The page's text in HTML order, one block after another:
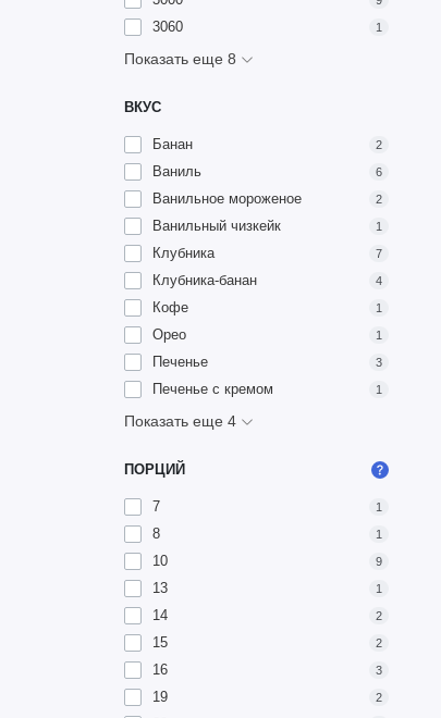
3060 1
Показать еще 8
ВКУС
Банан 2
Ваниль 6
Ванильное мороженое 2
Ванильный чизкейк 1
Клубника 7
Клубника-банан 4
Кофе 1
Орео 1
Печенье 3
Печенье с кремом 1
Показать еще 4
ПОРЦИЙ
7 1
8 1
10 9
13 1
14 2
15 2
16 3
19 2